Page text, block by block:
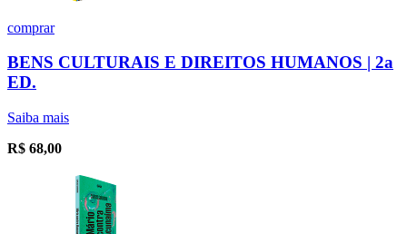
comprar
BENS CULTURAIS E DIREITOS HUMANOS | 2a
ED.
Saiba mais
R$ 68,00